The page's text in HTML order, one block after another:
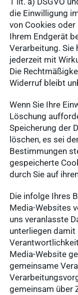
die Einwilligung
von Cookies
Ihrem Endgerät
Verarbeitung. Sie
jederzeit mit
Die
Widerruf bleibt
Wenn Sie Ihre
Löschung
Speicherung der
löschen, es sei
Bestimmungen
gespeicherte
durch Sie auf
Die infolge Ihres
Media-Websites
uns veranlasste
unterliegen
Media-Website
gemeinsame
gemeinsam über